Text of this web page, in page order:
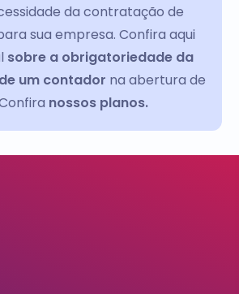
da contratação de
sua empresa. Confira aqui
sobre a obrigatoriedade da
um contador na abertura de
nossos planos.